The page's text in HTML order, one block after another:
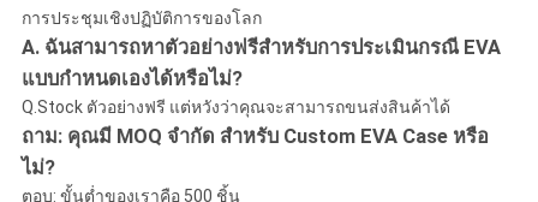
การประชุมเชิงปฏิบัติการของโลก
A. ฉันสามารถหาตัวอย่างฟรีสำหรับการประเมินกรณี EVA
แบบกำหนดเองได้หรือไม่?
Q.Stock ตัวอย่างฟรี แต่หวังว่าคุณจะสามารถขนส่งสินค้าได้
ถาม: คุณมี MOQ จำกัด สำหรับ Custom EVA Case หรือ
ไม่?
ตอบ: ขั้นต่ำของเราคือ 500 ชิ้น